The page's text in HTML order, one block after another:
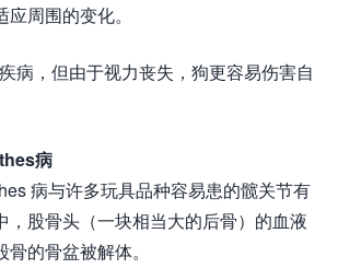
周围的变化。
病，但由于视力丧失，狗更容易伤害自
病
病与许多玩具品种容易患的髋关节有
，股骨头（一块相当大的后骨）的血液
的骨盆被解体。